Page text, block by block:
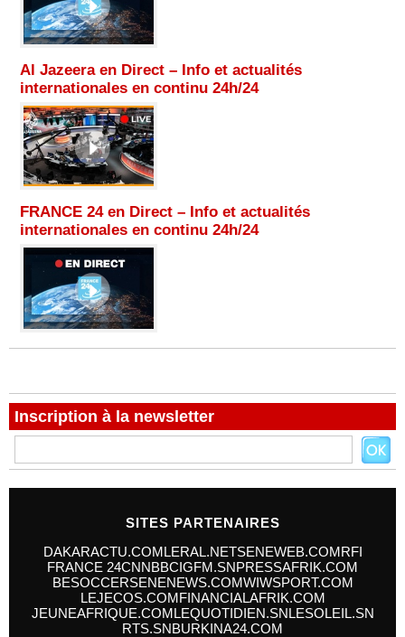
Al Jazeera en Direct – Info et actualités
internationales en continu 24h/24
FRANCE 24 en Direct – Info et actualités
internationales en continu 24h/24
Inscription à la newsletter
SITES PARTENAIRES
DAKARACTU.COMLERAL.NETSENEWEB.COMRFI
FRANCE 24CNNBBCIGFM.SNPRESSAFRIK.COM
BESOCCERSENENEWS.COMWIWSPORT.COM
LEJECOS.COMFINANCIALAFRIK.COM
JEUNEAFRIQUE.COMLEQUOTIDIEN.SNLESOLEIL.SN
RTS.SNBURKINA24.COM